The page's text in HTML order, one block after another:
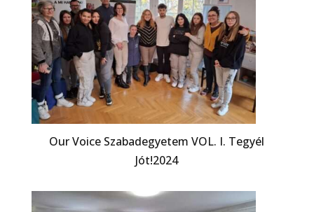
Our Voice Szabadegyetem VOL. I. Tegyél
Jót!2024